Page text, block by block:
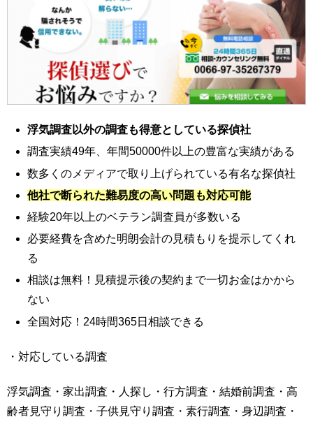
浮気調査以外の調査も得意としている探偵社
調査実績49年、年間50000件以上の豊富な実績がある
数多くのメディアで取り上げられている有名な探偵社
他社で断られた難易度の高い問題も対応可能
経験20年以上のベテラン調査員が多数いる
必要経費を含めた明朗会計の見積もりを提示してくれ
る
相談は無料！見積提示後の契約まで一切お金はかから
ない
全国対応！24時間365日相談できる
・対応している調査
浮気調査・家出調査・人探し・行方調査・結婚前調査・高
齢者見守り調査・子供見守り調査・素行調査・身辺調査・